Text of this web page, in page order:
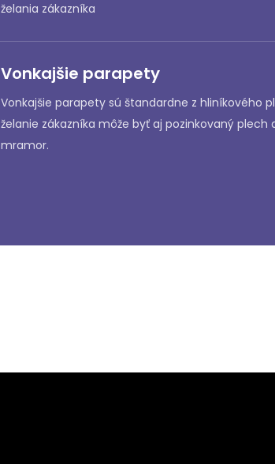
želania zákazníka
Vonkajšie parapety
Vonkajšie parapety sú štandardne z hliníkového
želanie zákazníka môže byť aj pozinkovaný plech
mramor.